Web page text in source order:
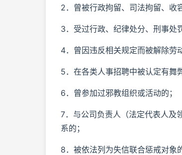
2．曾被行政拘留、司法拘留、收
3．受过行政、纪律处分、刑事处
4．曾因违反相关规定而被解除劳
5．在各类人事招聘中被认定有舞
6．曾参加过邪教组织或活动的；
7．与公司负责人（法定代表人及
系的；
8．被依法列为失信联合惩戒对象的